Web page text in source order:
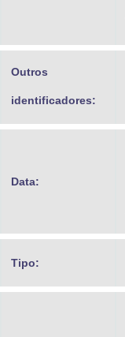
Outros
identificadores:
Data:
Tipo: